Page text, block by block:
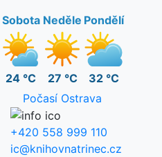
Sobota
24 °C
Neděle
27 °C
Pondělí
32 °C
Počasí Ostrava
+420 558 999 110
ic@knihovnatrinec.cz